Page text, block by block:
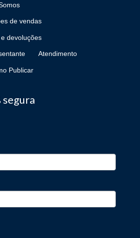
de vendas
devoluções
Atendimento
Publicar